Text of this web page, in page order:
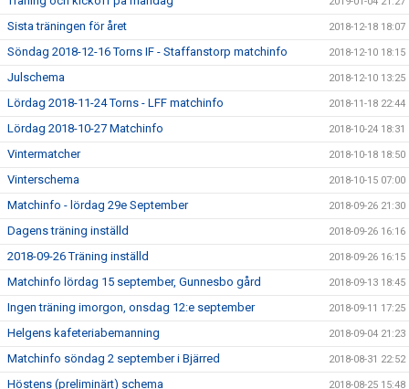
Sista träningen för året 2018-12-18 18:07
Söndag 2018-12-16 Torns IF - Staffanstorp matchinfo 2018-12-10 18:15
Julschema 2018-12-10 13:25
Lördag 2018-11-24 Torns - LFF matchinfo 2018-11-18 22:44
Lördag 2018-10-27 Matchinfo 2018-10-24 18:31
Vintermatcher 2018-10-18 18:50
Vinterschema 2018-10-15 07:00
Matchinfo - lördag 29e September 2018-09-26 21:30
Dagens träning inställd 2018-09-26 16:16
2018-09-26 Träning inställd 2018-09-26 16:15
Matchinfo lördag 15 september, Gunnesbo gård 2018-09-13 18:45
Ingen träning imorgon, onsdag 12:e september 2018-09-11 17:25
Helgens kafeteriabemanning 2018-09-04 21:23
Matchinfo söndag 2 september i Bjärred 2018-08-31 22:52
Höstens (preliminärt) schema 2018-08-25 15:48